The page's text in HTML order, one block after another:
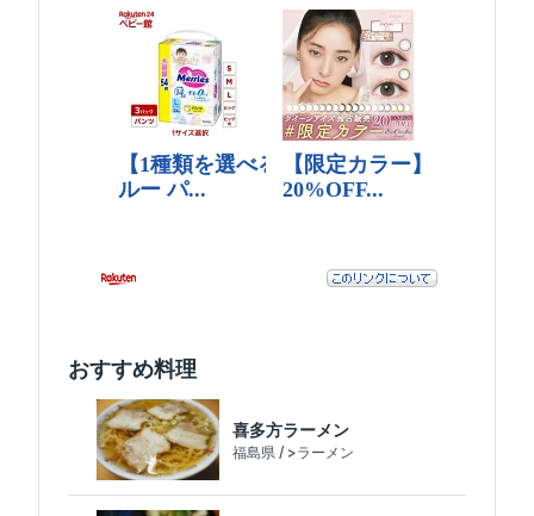
おすすめ料理
喜多方ラーメン
福島県 / >ラーメン